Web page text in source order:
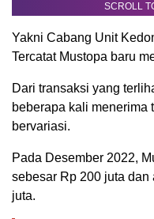
SCROLL
Yakni Cabang Unit
Tercatat Mustopa baru
Dari transaksi yang
beberapa kali menerima
bervariasi.
Pada Desember 2022,
sebesar Rp 200 juta
juta.